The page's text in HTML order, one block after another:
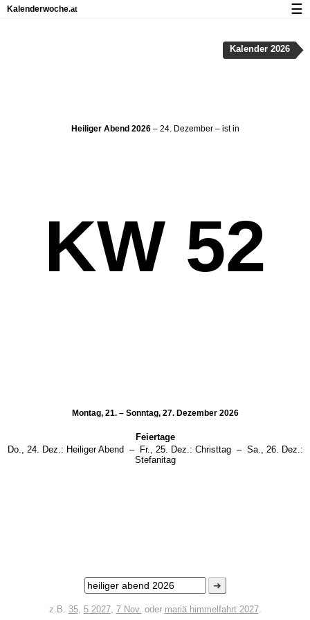
Heiliger Abend 2026– 24. Dezember – ist in
KW 52
Montag, 21. – Sonntag, 27. Dezember 2026
Feiertage
Do., 24. Dez.: Heiliger Abend – Fr., 25. Dez.: Christtag– Sa., 26. Dez.:
Stefanitag
➜
z.B. 35, 5 2027, 7 Nov. oder mariä himmelfahrt 2027.
Kalender 2026
Kalenderwoche.at ☰